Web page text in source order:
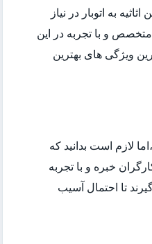
به اتوبار در نیاز
و با تجربه در این
ویژگی های بهترین
لازم است بدانید که
خبره و با تجربه
تا احتمال آسیب